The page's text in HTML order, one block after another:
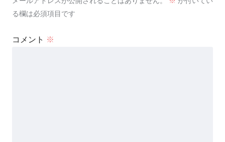
る欄は必須項目です
コメント ※